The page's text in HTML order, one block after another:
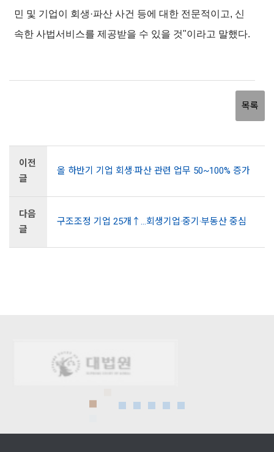
민 및 기업이 회생·파산 사건 등에 대한 전문적이고, 신
속한 사법서비스를 제공받을 수 있을 것"이라고 말했다.
목록
이전
글
올 하반기 기업 회생·파산 관련 업무 50~100% 증가
다음
글
구조조정 기업 25개↑…회생기업·중기·부동산 중심